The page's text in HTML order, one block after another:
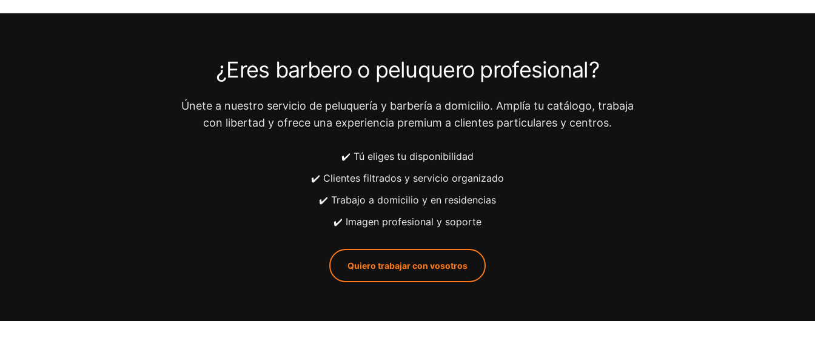
¿Eres barbero o peluquero profesional?
Únete a nuestro servicio de peluquería y barbería a domicilio. Amplía tu catálogo, trabaja
con libertad y ofrece una experiencia premium a clientes particulares y centros.
✔️ Tú eliges tu disponibilidad
✔️ Clientes filtrados y servicio organizado
✔️ Trabajo a domicilio y en residencias
✔️ Imagen profesional y soporte
Quiero trabajar con vosotros